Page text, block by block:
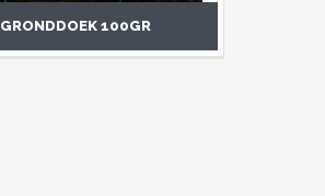
GRONDDOEK 100GR